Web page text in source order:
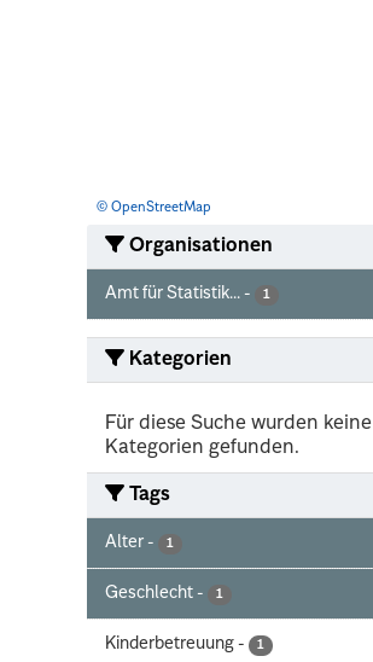
© OpenStreetMap
Organisationen
Amt für Statistik... - 1
Kategorien
Für diese Suche wurden keine
Kategorien gefunden.
Tags
Alter - 1
Geschlecht - 1
Kinderbetreuung - 1